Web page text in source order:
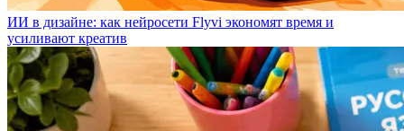
ИИ в дизайне: как нейросети Flyvi экономят время и
усиливают креатив